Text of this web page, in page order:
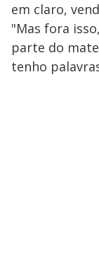
em claro,
"Mas fora
parte do
tenho